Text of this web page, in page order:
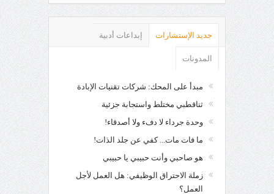
جديد الإستشارات إبداعات أدبية
المدونات
مبدأ على المحك: شركات تقنيات الإبادة
ثناقطبي مختلط واستجابة جزئية
وحدة جرداء لا دفء ولا أصدقاء!
ما فات مات... كفي عن جلد الذات!
هو صاحبي وأنت حبيبي يا حبيبي
زملة الاحتراق الوظيفي: هل العمل لأجل
العمل؟